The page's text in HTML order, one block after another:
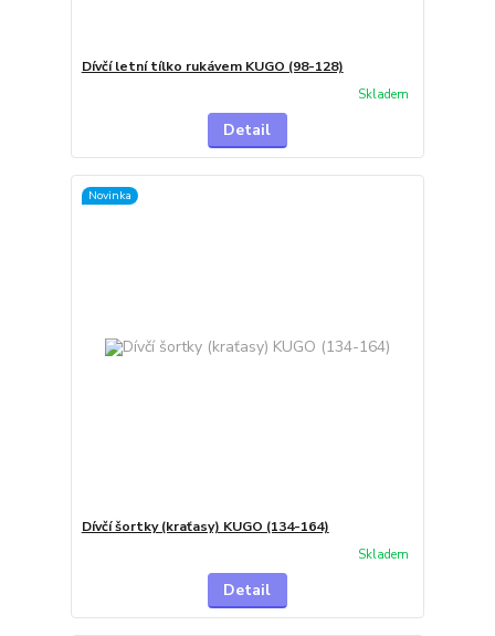
Dívčí letní tílko rukávem KUGO (98-128)
Skladem
Detail
Novinka
Dívčí šortky (kraťasy) KUGO (134-164)
Skladem
Detail